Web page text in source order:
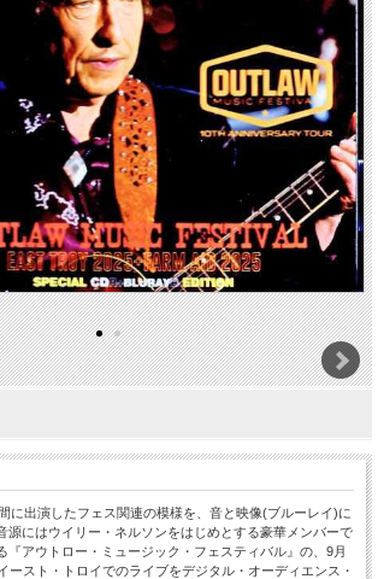
に出演したフェス関連の模様を、音と映像(ブルーレイ)に
源にはウイリー・ネルソンをはじめとする豪華メンバーで
『アウトロー・ミュージック・フェスティバル』の、9月
ースト・トロイでのライブをデジタル・オーディエンス・